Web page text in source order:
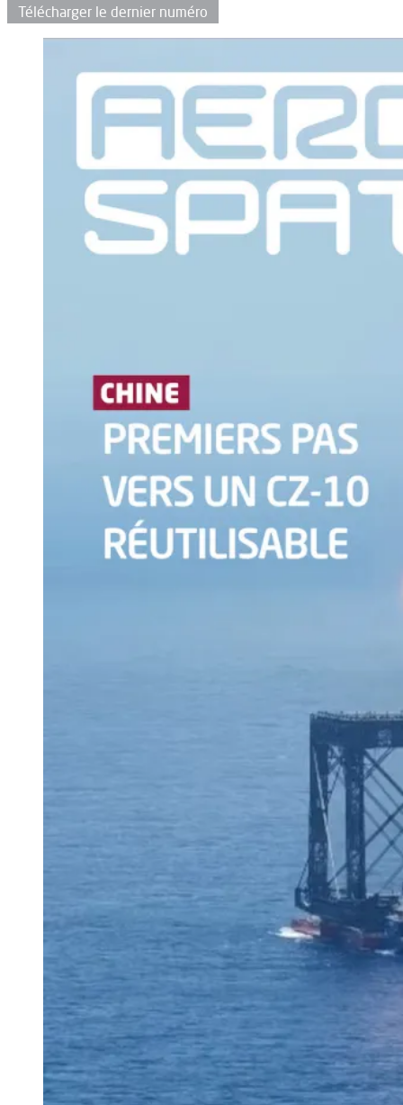
Télécharger le dernier numéro